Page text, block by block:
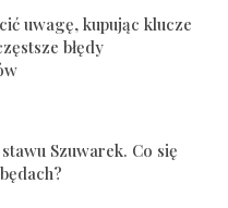
uwagę, kupując klucze
błędy
Szuwarek. Co się